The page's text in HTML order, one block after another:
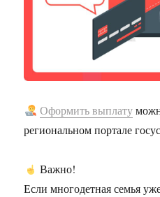
Оформить выплату
региональном портале
Важно!
Если многодетная семья